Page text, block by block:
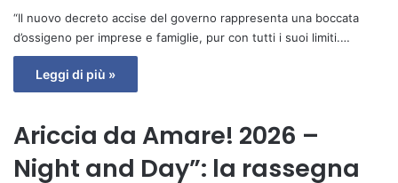
“Il nuovo decreto accise del governo rappresenta una boccata
d’ossigeno per imprese e famiglie, pur con tutti i suoi limiti.…
Leggi di più »
Ariccia da Amare! 2026 –
Night and Day”: la rassegna